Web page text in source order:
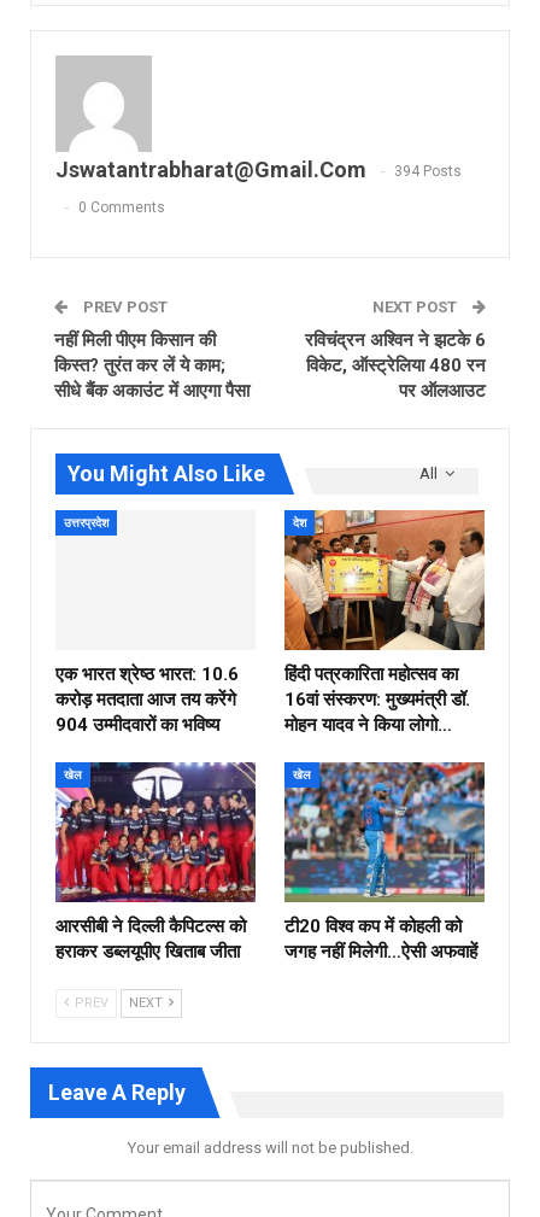
Jswatantrabharat@gmail.com 394 Posts
0 Comments
PREV POST
नहीं मिली पीएम किसान की
किस्त? तुरंत कर लें ये काम;
सीधे बैंक अकाउंट में आएगा पैसा
NEXT POST
रविचंद्रन अश्विन ने झटके 6
विकेट, ऑस्‍ट्रेलिया 480 रन
पर ऑलआउट
All
You Might Also Like
उत्तरप्रदेश
एक भारत श्रेष्ठ भारत: 10.6
करोड़ मतदाता आज तय करेंगे
904 उम्मीदवारों का भविष्य
देश
हिंदी पत्रकारिता महोत्सव का
16वां संस्करण: मुख्यमंत्री डॉ.
मोहन यादव ने किया लोगो…
खेल
आरसीबी ने दिल्ली कैपिटल्स को
हराकर डब्लयूपीए खिताब जीता
खेल
टी20 विश्व कप में कोहली को
जगह नहीं मिलेगी…ऐसी अफवाहें
PREV NEXT
Leave A Reply
Your email address will not be published.